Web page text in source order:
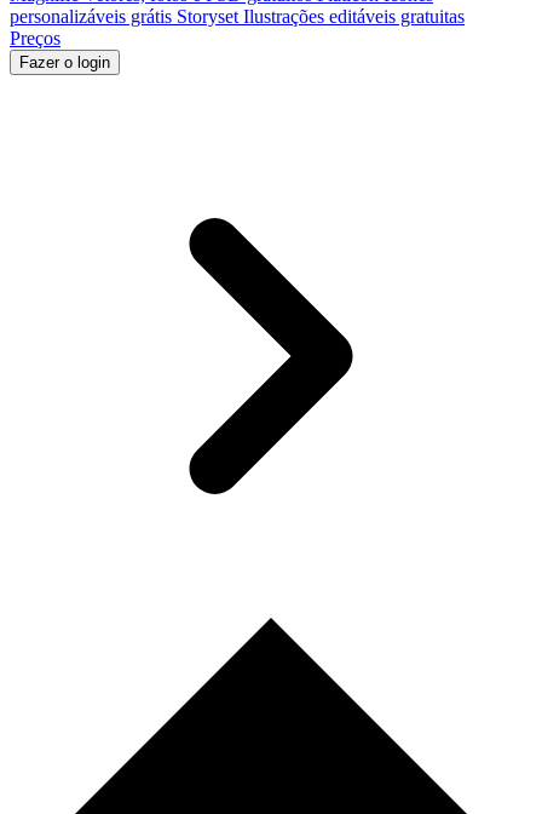
personalizáveis grátis Storyset Ilustrações editáveis gratuitas
Preços
Fazer o login